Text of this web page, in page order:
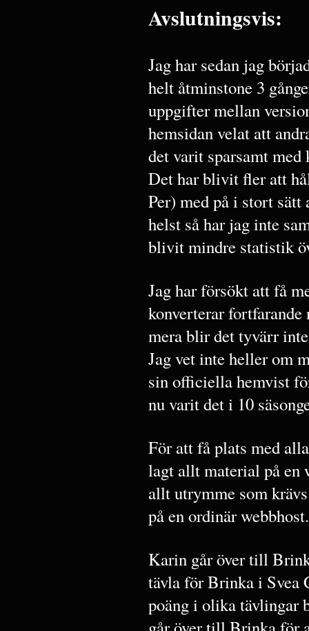
Avslutningsvis:
Jag har sedan jag
helt åtminstone 3
uppgifter mellan
hemsidan velat att
det varit sparsamt med
Det har blivit fler att
Per) med på i stort
helst så har jag inte
blivit mindre statistik
Jag har försökt att få
konverterar
mera blir det tyvärr
Jag vet inte heller om
sin officiella hemvist
nu varit det i 10
För att få plats med
lagt allt material på en
allt utrymme som
på en ordinär webbhost.
Karin går över till
tävla för Brinka i Svea
poäng i olika